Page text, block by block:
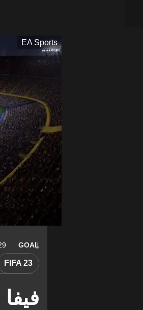
EA Sports
GOAL 29 سبتمبر 2022
FIFA 23